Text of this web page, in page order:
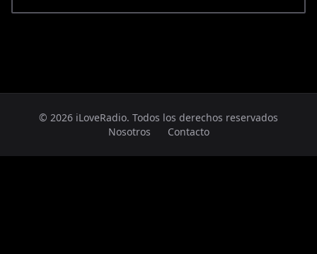
© 2026 iLoveRadio. Todos los derechos reservados
Nosotros
Contacto